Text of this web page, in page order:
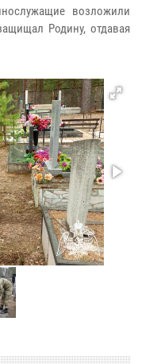
возложили
Родину, отдавая